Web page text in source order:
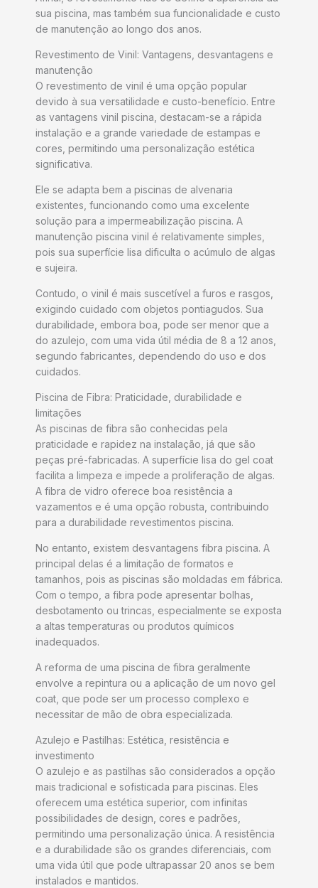
sua piscina, mas também sua funcionalidade e custo
de manutenção ao longo dos anos.
Revestimento de Vinil: Vantagens, desvantagens e
manutenção
O revestimento de vinil é uma opção popular
devido à sua versatilidade e custo-benefício. Entre
as vantagens vinil piscina, destacam-se a rápida
instalação e a grande variedade de estampas e
cores, permitindo uma personalização estética
significativa.
Ele se adapta bem a piscinas de alvenaria
existentes, funcionando como uma excelente
solução para a impermeabilização piscina. A
manutenção piscina vinil é relativamente simples,
pois sua superfície lisa dificulta o acúmulo de algas
e sujeira.
Contudo, o vinil é mais suscetível a furos e rasgos,
exigindo cuidado com objetos pontiagudos. Sua
durabilidade, embora boa, pode ser menor que a
do azulejo, com uma vida útil média de 8 a 12 anos,
segundo fabricantes, dependendo do uso e dos
cuidados.
Piscina de Fibra: Praticidade, durabilidade e
limitações
As piscinas de fibra são conhecidas pela
praticidade e rapidez na instalação, já que são
peças pré-fabricadas. A superfície lisa do gel coat
facilita a limpeza e impede a proliferação de algas.
A fibra de vidro oferece boa resistência a
vazamentos e é uma opção robusta, contribuindo
para a durabilidade revestimentos piscina.
No entanto, existem desvantagens fibra piscina. A
principal delas é a limitação de formatos e
tamanhos, pois as piscinas são moldadas em fábrica.
Com o tempo, a fibra pode apresentar bolhas,
desbotamento ou trincas, especialmente se exposta
a altas temperaturas ou produtos químicos
inadequados.
A reforma de uma piscina de fibra geralmente
envolve a repintura ou a aplicação de um novo gel
coat, que pode ser um processo complexo e
necessitar de mão de obra especializada.
Azulejo e Pastilhas: Estética, resistência e
investimento
O azulejo e as pastilhas são considerados a opção
mais tradicional e sofisticada para piscinas. Eles
oferecem uma estética superior, com infinitas
possibilidades de design, cores e padrões,
permitindo uma personalização única. A resistência
e a durabilidade são os grandes diferenciais, com
uma vida útil que pode ultrapassar 20 anos se bem
instalados e mantidos.